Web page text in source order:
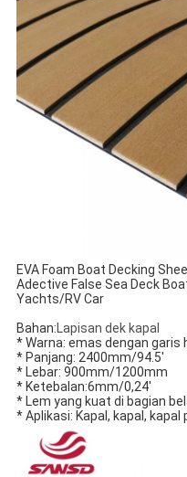
EVA Foam Boat Decking
Adective False Sea Deck
Yachts/RV Car
Bahan:Lapisan dek kapal
* Warna: emas dengan garis
* Panjang: 2400mm/94.5'
* Lebar: 900mm/1200mm
* Ketebalan:6mm/0,24'
* Lem yang kuat di bagian
* Aplikasi: Kapal, kapal, kapal